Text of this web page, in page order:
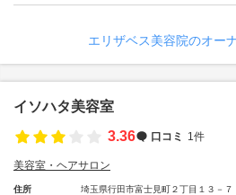
エリザベス美容院のオー
イソハタ美容室
3.36
口コミ 1件
美容室・ヘアサロン
住所
埼玉県行田市富士見町２丁目１３－７